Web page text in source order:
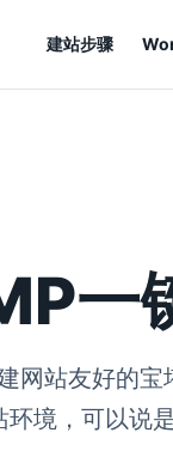
建站步骤
一
网站友好的
境，可以说